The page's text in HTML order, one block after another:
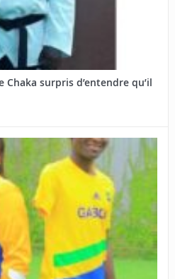
surpris d’entendre qu’il